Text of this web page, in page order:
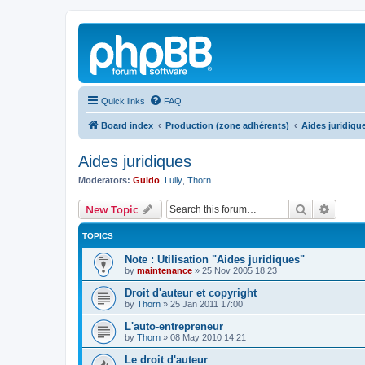
Quick links FAQ
Board index Production (zone adhérents) Aides
Aides juridiques
Moderators: Guido Lully Thorn
New Topic Search
TOPICS
Note : Utilisation "Aides juridiques"
by maintenance » 25 Nov 2005 18:23
Droit d'auteur et copyright
by Thorn » 25 Jan 2011 17:00
L'auto-entrepreneur
by Thorn » 08 May 2010 14:21
Le droit d'auteur